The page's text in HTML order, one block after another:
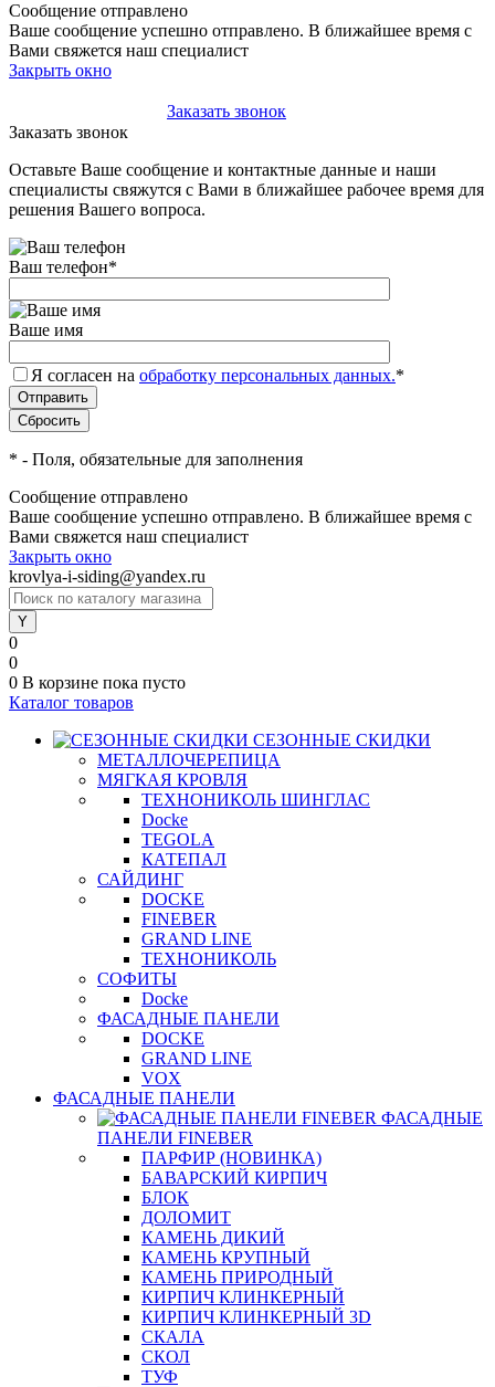
Сообщение отправлено
Ваше сообщение успешно отправлено. В ближайшее время с
Вами свяжется наш специалист
Закрыть окно
Заказать звонок
Заказать звонок
Оставьте Ваше сообщение и контактные данные и наши
специалисты свяжутся с Вами в ближайшее рабочее время для
решения Вашего вопроса.
Ваш телефон*
Ваше имя
Я согласен на обработку персональных данных.*
* - Поля, обязательные для заполнения
Сообщение отправлено
Ваше сообщение успешно отправлено. В ближайшее время с
Вами свяжется наш специалист
Закрыть окно
krovlya-i-siding@yandex.ru
0
0
0 В корзине пока пусто
Каталог товаров
СЕЗОННЫЕ СКИДКИ
МЕТАЛЛОЧЕРЕПИЦА
МЯГКАЯ КРОВЛЯ
ТЕХНОНИКОЛЬ ШИНГЛАС
Docke
TEGOLA
КАТЕПАЛ
САЙДИНГ
DOCKE
FINEBER
GRAND LINE
ТЕХНОНИКОЛЬ
СОФИТЫ
Docke
ФАСАДНЫЕ ПАНЕЛИ
DOCKE
GRAND LINE
VOX
ФАСАДНЫЕ ПАНЕЛИ
ФАСАДНЫЕ
ПАНЕЛИ FINEBER
ПАРФИР (НОВИНКА)
БАВАРСКИЙ КИРПИЧ
БЛОК
ДОЛОМИТ
КАМЕНЬ ДИКИЙ
КАМЕНЬ КРУПНЫЙ
КАМЕНЬ ПРИРОДНЫЙ
КИРПИЧ КЛИНКЕРНЫЙ
КИРПИЧ КЛИНКЕРНЫЙ 3D
СКАЛА
СКОЛ
ТУФ